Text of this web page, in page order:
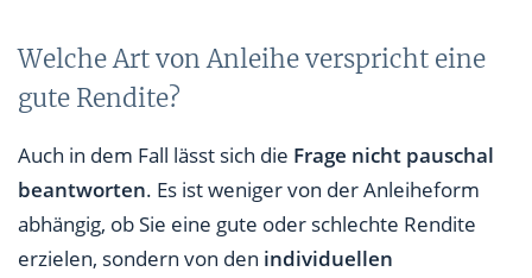
Welche Art von Anleihe verspricht eine
gute Rendite?
Auch in dem Fall lässt sich die Frage nicht pauschal
beantworten. Es ist weniger von der Anleiheform
abhängig, ob Sie eine gute oder schlechte Rendite
erzielen, sondern von den individuellen